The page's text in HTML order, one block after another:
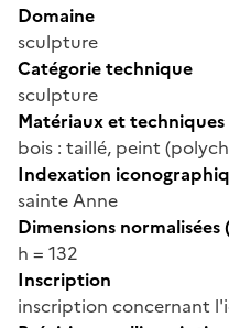
Domaine
sculpture
Catégorie technique
sculpture
Matériaux et
bois : taillé, peint
Indexation
sainte Anne
Dimensions normalisées
h = 132
Inscription
inscription concernant